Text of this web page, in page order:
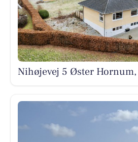
Nihøjevej 5 Øster